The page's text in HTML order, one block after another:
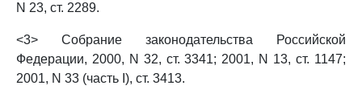
N 23, ст. 2289.
<3> Собрание законодательства Российской
Федерации, 2000, N 32, ст. 3341; 2001, N 13, ст. 1147;
2001, N 33 (часть I), ст. 3413.